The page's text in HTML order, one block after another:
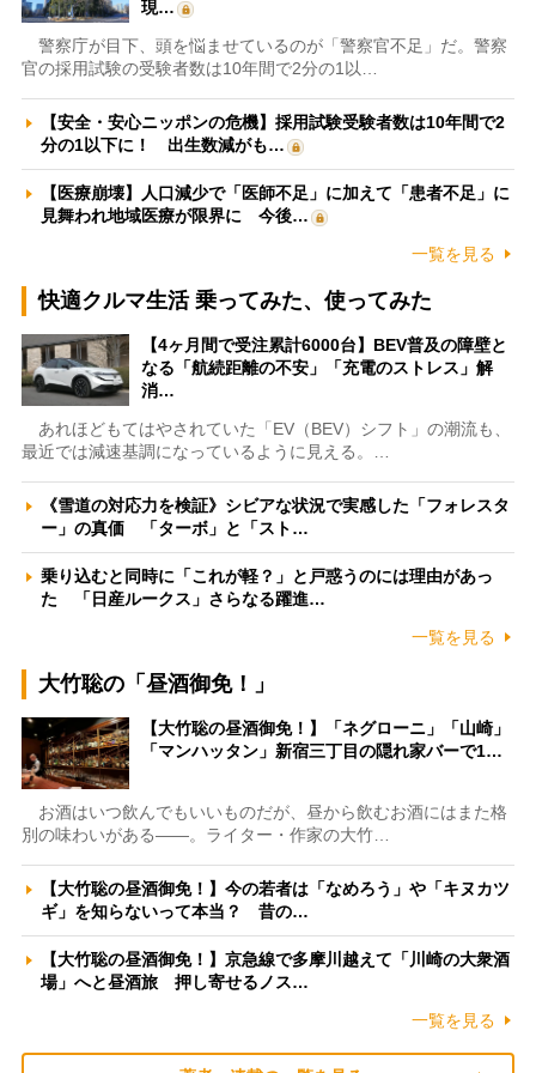
現…
警察庁が目下、頭を悩ませているのが「警察官不足」だ。警察
官の採用試験の受験者数は10年間で2分の1以…
【安全・安心ニッポンの危機】採用試験受験者数は10年間で2
分の1以下に！ 出生数減がも…
【医療崩壊】人口減少で「医師不足」に加えて「患者不足」に
見舞われ地域医療が限界に 今後…
一覧を見る
快適クルマ生活 乗ってみた、使ってみた
【4ヶ月間で受注累計6000台】BEV普及の障壁と
なる「航続距離の不安」「充電のストレス」解
消…
あれほどもてはやされていた「EV（BEV）シフト」の潮流も、
最近では減速基調になっているように見える。…
《雪道の対応力を検証》シビアな状況で実感した「フォレスタ
ー」の真価 「ターボ」と「スト…
乗り込むと同時に「これが軽？」と戸惑うのには理由があっ
た 「日産ルークス」さらなる躍進…
一覧を見る
大竹聡の「昼酒御免！」
【大竹聡の昼酒御免！】「ネグローニ」「山崎」
「マンハッタン」新宿三丁目の隠れ家バーで1…
お酒はいつ飲んでもいいものだが、昼から飲むお酒にはまた格
別の味わいがある――。ライター・作家の大竹…
【大竹聡の昼酒御免！】今の若者は「なめろう」や「キヌカツ
ギ」を知らないって本当？ 昔の…
【大竹聡の昼酒御免！】京急線で多摩川越えて「川崎の大衆酒
場」へと昼酒旅 押し寄せるノス…
一覧を見る